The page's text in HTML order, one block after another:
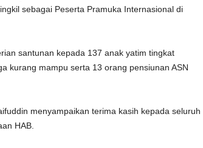
sebagai Peserta Pramuka Internasional di
santunan kepada 137 anak yatim tingkat
kurang mampu serta 13 orang pensiunan ASN
menyampaikan terima kasih kepada seluruh
HAB.